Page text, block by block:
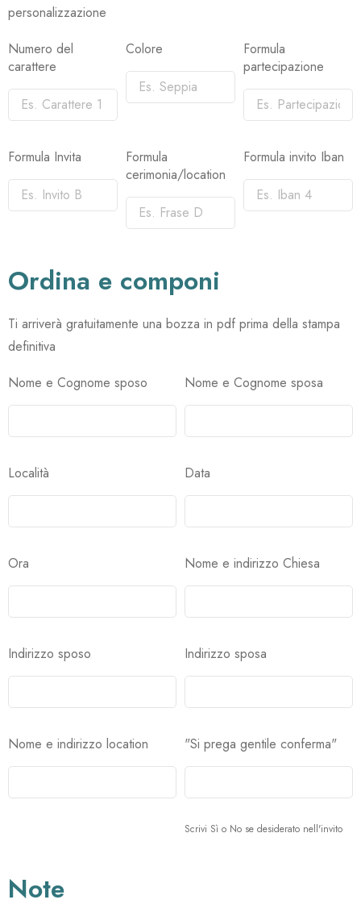
personalizzazione
Numero del
carattere
Colore
Formula
partecipazione
Formula Invita
Formula
cerimonia/location
Formula invito Iban
Ordina e componi
Ti arriverà gratuitamente una bozza in pdf prima della stampa
definitiva
Nome e Cognome sposo
Nome e Cognome sposa
Località Data
Ora Nome e indirizzo Chiesa
Indirizzo sposo Indirizzo sposa
Nome e indirizzo location "Si prega gentile conferma"
Scrivi Sì o No se desiderato nell'invito
Note